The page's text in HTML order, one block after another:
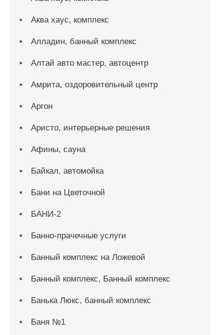
Аква хаус, комплекс
Алладин, банный комплекс
Алтай авто мастер, автоцентр
Амрита, оздоровительный центр
Аргон
Аристо, интерьерные решения
Афины, сауна
Байкал, автомойка
Бани на Цветочной
БАНИ-2
Банно-прачечные услуги
Банный комплекс на Ложевой
Банный комплекс, Банный комплекс
Банька Люкс, банный комплекс
Баня №1